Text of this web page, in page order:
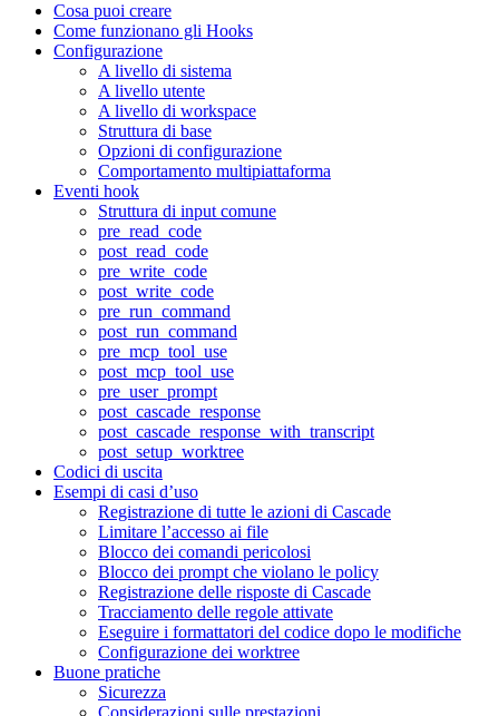
Cosa puoi creare
Come funzionano gli Hooks
Configurazione
A livello di sistema
A livello utente
A livello di workspace
Struttura di base
Opzioni di configurazione
Comportamento multipiattaforma
Eventi hook
Struttura di input comune
pre_read_code
post_read_code
pre_write_code
post_write_code
pre_run_command
post_run_command
pre_mcp_tool_use
post_mcp_tool_use
pre_user_prompt
post_cascade_response
post_cascade_response_with_transcript
post_setup_worktree
Codici di uscita
Esempi di casi d’uso
Registrazione di tutte le azioni di Cascade
Limitare l’accesso ai file
Blocco dei comandi pericolosi
Blocco dei prompt che violano le policy
Registrazione delle risposte di Cascade
Tracciamento delle regole attivate
Eseguire i formattatori del codice dopo le modifiche
Configurazione dei worktree
Buone pratiche
Sicurezza